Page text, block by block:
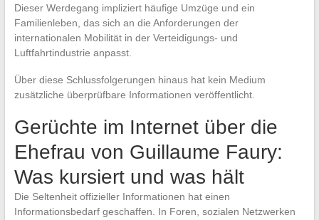
Dieser Werdegang impliziert häufige Umzüge und ein
Familienleben, das sich an die Anforderungen der
internationalen Mobilität in der Verteidigungs- und
Luftfahrtindustrie anpasst.
Über diese Schlussfolgerungen hinaus hat kein Medium
zusätzliche überprüfbare Informationen veröffentlicht.
Gerüchte im Internet über die
Ehefrau von Guillaume Faury:
Was kursiert und was hält
Die Seltenheit offizieller Informationen hat einen
Informationsbedarf geschaffen. In Foren, sozialen Netzwerken